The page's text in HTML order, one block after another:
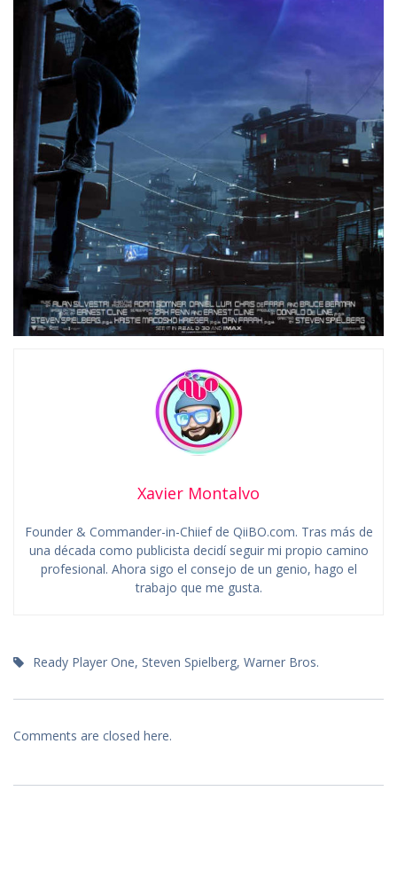
Xavier Montalvo
Founder & Commander-in-Chiief de QiiBO.com. Tras más de
una década como publicista decidí seguir mi propio camino
profesional. Ahora sigo el consejo de un genio, hago el
trabajo que me gusta.
Ready Player One, Steven Spielberg, Warner Bros.
Comments are closed here.